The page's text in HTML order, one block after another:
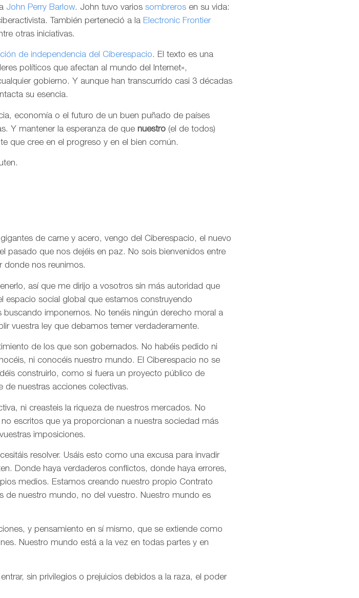
John Perry Barlow. John tuvo varios sombreros en su vida:
También perteneció a la Electronic Frontier
otras iniciativas.
de independencia del Ciberespacio. El texto es una
políticos que afectan al mundo del Internet»,
gobierno. Y aunque han transcurrido casi 3 décadas
su esencia.
economía o el futuro de un buen puñado de países
Y mantener la esperanza de que nuestro (el de todos)
que cree en el progreso y en el bien común.
de carne y acero, vengo del Ciberespacio, el nuevo
pasado que nos dejéis en paz. No sois bienvenidos entre
donde nos reunimos.
así que me dirijo a vosotros sin más autoridad que
espacio social global que estamos construyendo
imponernos. No tenéis ningún derecho moral a
vuestra ley que debamos temer verdaderamente.
de los que son gobernados. No habéis pedido ni
ni conocéis nuestro mundo. El Ciberespacio no se
construirlo, como si fuera un proyecto público de
de nuestras acciones colectivas.
ni creasteis la riqueza de nuestros mercados. No
escritos que ya proporcionan a nuestra sociedad más
imposiciones.
resolver. Usáis esto como una excusa para invadir
Donde haya verdaderos conflictos, donde haya errores,
medios. Estamos creando nuestro propio Contrato
de nuestro mundo, no del vuestro. Nuestro mundo es
y pensamiento en sí mismo, que se extiende como
Nuestro mundo está a la vez en todas partes y en
sin privilegios o prejuicios debidos a la raza, el poder